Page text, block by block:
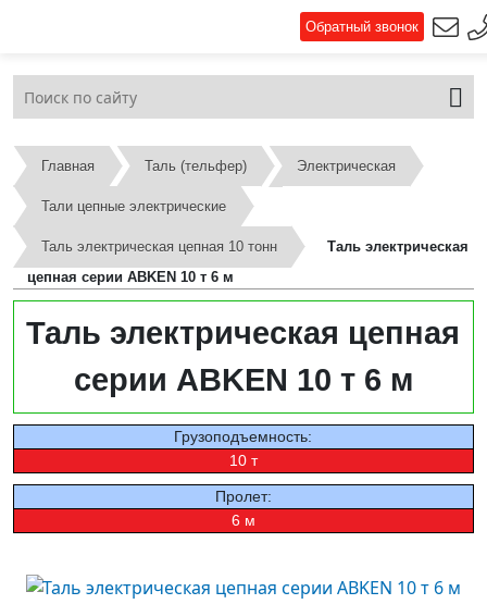
Обратный звонок
Главная Таль (тельфер) Электрическая
Тали цепные электрические
Таль электрическая цепная 10 тонн
Таль электрическая
цепная серии ABKEN 10 т 6 м
Таль электрическая цепная
серии ABKEN 10 т 6 м
Грузоподъемность:
10 т
Пролет:
6 м